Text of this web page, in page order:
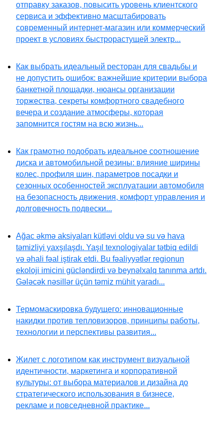
отправку заказов, повысить уровень клиентского
сервиса и эффективно масштабировать
современный интернет-магазин или коммерческий
проект в условиях быстрорастущей электр...
Как выбрать идеальный ресторан для свадьбы и
не допустить ошибок: важнейшие критерии выбора
банкетной площадки, нюансы организации
торжества, секреты комфортного свадебного
вечера и создание атмосферы, которая
запомнится гостям на всю жизнь...
Как грамотно подобрать идеальное соотношение
диска и автомобильной резины: влияние ширины
колес, профиля шин, параметров посадки и
сезонных особенностей эксплуатации автомобиля
на безопасность движения, комфорт управления и
долговечность подвески...
Ağac əkmə aksiyaları kütləvi oldu və su və hava
təmizliyi yaxşılaşdı. Yaşıl texnologiyalar tətbiq edildi
və əhali fəal iştirak etdi. Bu fəaliyyətlər regionun
ekoloji imicini gücləndirdi və beynəlxalq tanınma artdı.
Gələcək nəsillər üçün təmiz mühit yaradı...
Термомаскировка будущего: инновационные
накидки против тепловизоров, принципы работы,
технологии и перспективы развития...
Жилет с логотипом как инструмент визуальной
идентичности, маркетинга и корпоративной
культуры: от выбора материалов и дизайна до
стратегического использования в бизнесе,
рекламе и повседневной практике...